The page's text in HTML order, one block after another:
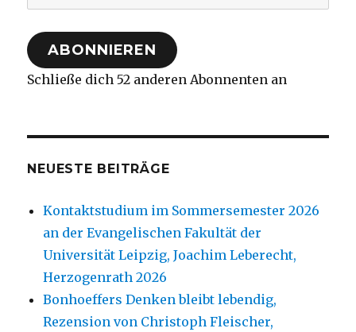
Mail-
Adresse
ABONNIEREN
Schließe dich 52 anderen Abonnenten an
NEUESTE BEITRÄGE
Kontaktstudium im Sommersemester 2026
an der Evangelischen Fakultät der
Universität Leipzig, Joachim Leberecht,
Herzogenrath 2026
Bonhoeffers Denken bleibt lebendig,
Rezension von Christoph Fleischer,